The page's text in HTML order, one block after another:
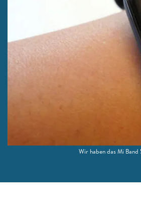
Wir haben das Mi